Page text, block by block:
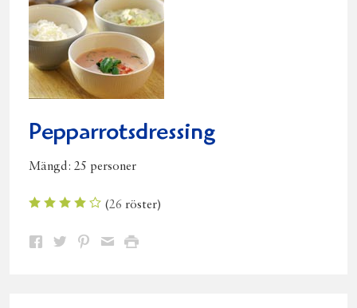
Pepparrotsdressing
Mängd: 25 personer
(26 röster)
Dela Dela Dela DelaSkriv